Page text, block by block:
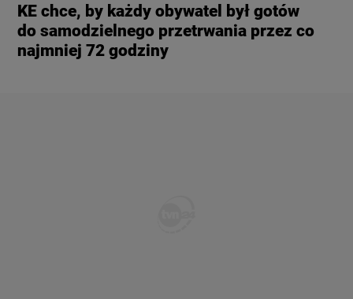
KE chce, by każdy obywatel był gotów
do samodzielnego przetrwania przez co
najmniej 72 godziny